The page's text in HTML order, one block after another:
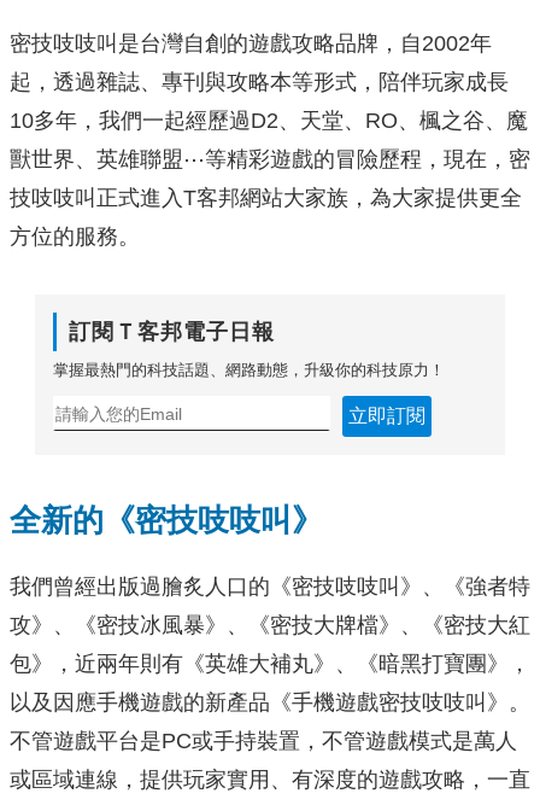
密技吱吱叫是台灣自創的遊戲攻略品牌，自2002年
起，透過雜誌、專刊與攻略本等形式，陪伴玩家成長
10多年，我們一起經歷過D2、天堂、RO、楓之谷、魔
獸世界、英雄聯盟⋯等精彩遊戲的冒險歷程，現在，密
技吱吱叫正式進入T客邦網站大家族，為大家提供更全
方位的服務。
訂閱Ｔ客邦電子日報
掌握最熱門的科技話題、網路動態，升級你的科技原力！
立即訂閱
全新的《密技吱吱叫》
我們曾經出版過膾炙人口的《密技吱吱叫》、《強者特
攻》、《密技冰風暴》、《密技大牌檔》、《密技大紅
包》，近兩年則有《英雄大補丸》、《暗黑打寶團》，
以及因應手機遊戲的新產品《手機遊戲密技吱吱叫》。
不管遊戲平台是PC或手持裝置，不管遊戲模式是萬人
或區域連線，提供玩家實用、有深度的遊戲攻略，一直